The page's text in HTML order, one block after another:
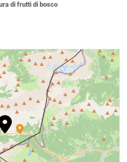
di frutti di bosco